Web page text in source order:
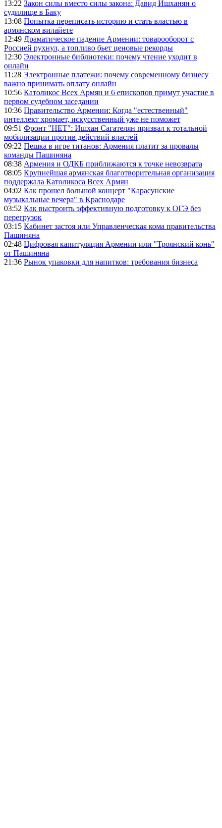
13:22 Закон силы вместо силы закона: Давид Ишханян о
судилище в Баку
13:08 Попытка переписать историю и стать властью в
армянском вилайете
12:49 Драматическое падение Армении: товарооборот с
Россией рухнул, а топливо бьет ценовые рекорды
12:30 Электронные библиотеки: почему чтение уходит в
онлайн
11:28 Электронные платежи: почему современному бизнесу
важно принимать оплату онлайн
10:56 Католикос Всех Армян и 6 епископов примут участие в
первом судебном заседании
10:36 Правительство Армении: Когда "естественный"
интеллект хромает, искусственный уже не поможет
09:51 Фронт "НЕТ": Ишхан Сагателян призвал к тотальной
мобилизации против действий властей
09:22 Пешка в игре титанов: Армения платит за провалы
команды Пашиняна
08:38 Армения и ОДКБ приближаются к точке невозврата
08:05 Крупнейшая армянская благотворительная организация
поддержала Католикоса Всех Армян
04:02 Как прошел большой концерт "Карасунские
музыкальные вечера" в Краснодаре
03:52 Как выстроить эффективную подготовку к ОГЭ без
перегрузок
03:15 Кабинет застоя или Управленческая кома правительства
Пашиняна
02:48 Цифровая капитуляция Армении или "Троянский конь"
от Пашиняна
21:36 Рынок упаковки для напитков: требования бизнеса